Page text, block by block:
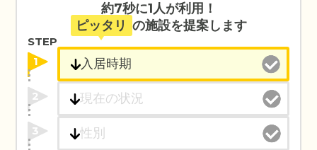
約7秒に1人が利用！
ピッタリ の施設を提案します
STEP
1
2
3